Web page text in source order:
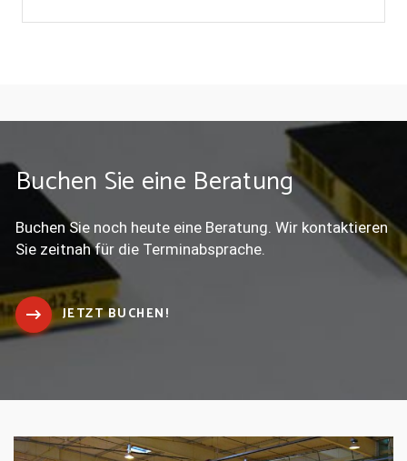
Buchen Sie eine Beratung
Buchen Sie noch heute eine Beratung. Wir kontaktieren
Sie zeitnah für die Terminabsprache.
JETZT BUCHEN!